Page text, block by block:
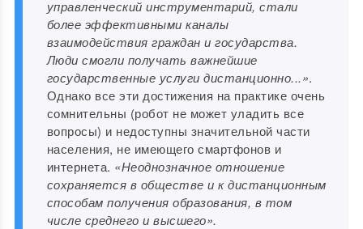
управленческий инструментарий, стали
более эффективными каналы
взаимодействия граждан и государства.
Люди смогли получать важнейшие
государственные услуги дистанционно...».
Однако все эти достижения на практике очень
сомнительны (робот не может уладить все
вопросы) и недоступны значительной части
населения, не имеющего смартфонов и
интернета. «Неоднозначное отношение
сохраняется в обществе и к дистанционным
способам получения образования, в том
числе среднего и высшего».